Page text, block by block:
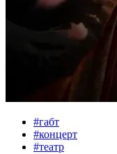
#габт
#концерт
#театр